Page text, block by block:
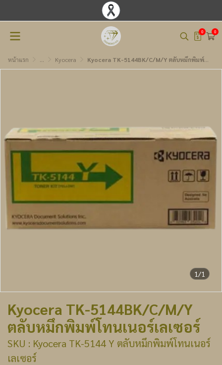
0 0
หน้าแรก ... Kyocera Kyocera TK-5144BK/C/M/Y ตลับหมึกพิมพ์โทนเนอร์เลเซอร์
1/1
Kyocera TK-5144BK/C/M/Y
ตลับหมึกพิมพ์โทนเนอร์เลเซอร์
SKU : Kyocera TK-5144 Y ตลับหมึกพิมพ์โทนเนอร์
เลเซอร์